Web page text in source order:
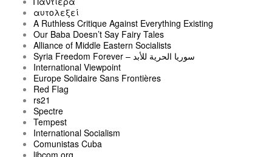
αυτολεξεί
A Ruthless Critique Against Everything Existing
Our Baba Doesn’t Say Fairy Tales
Alliance of Middle Eastern Socialists
Syria Freedom Forever – سوريا الحرية للأبد
International Viewpoint
Europe Solidaire Sans Frontières
Red Flag
rs21
Spectre
Tempest
International Socialism
Comunistas Cuba
libcom.org